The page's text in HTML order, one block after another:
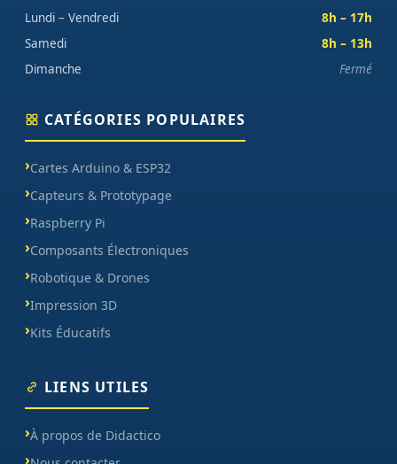
Lundi – Vendredi
8h – 17h
Samedi
8h – 13h
Dimanche
Fermé
CATÉGORIES POPULAIRES
Cartes Arduino & ESP32
Capteurs & Prototypage
Raspberry Pi
Composants Électroniques
Robotique & Drones
Impression 3D
Kits Éducatifs
LIENS UTILES
À propos de Didactico